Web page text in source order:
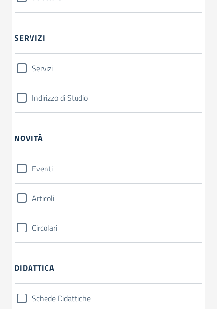
SERVIZI
Servizi
Indirizzo di Studio
NOVITÀ
Eventi
Articoli
Circolari
DIDATTICA
Schede Didattiche